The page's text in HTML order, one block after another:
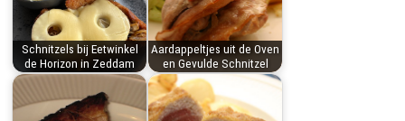
Schnitzels bij Eetwinkel
de Horizon in Zeddam
Aardappeltjes uit de Oven
en Gevulde Schnitzel